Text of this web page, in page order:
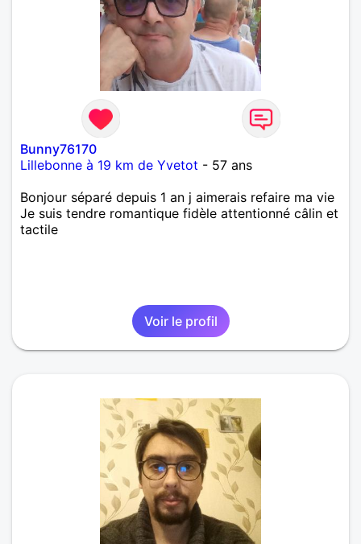
Bunny76170
Lillebonne à 19 km de Yvetot - 57 ans
Bonjour séparé depuis 1 an j aimerais refaire ma vie
Je suis tendre romantique fidèle attentionné câlin et
tactile
Voir le profil